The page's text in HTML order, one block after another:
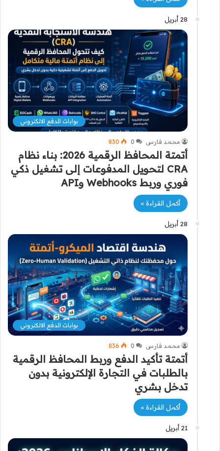
28 أبريل
بوابات الدفع الالكتروني
محمد فارس 0
830
أتمتة المحافظ الرقمية 2026: بناء نظام
CRA لتحويل المدفوعات إلى تشغيل ذكي
فوري وربط Webhooks وAPI
أكمل القراءة »
28 أبريل
بوابات الدفع الالكتروني
محمد فارس 0
836
أتمتة تأكيد الدفع وربط المحافظ الرقمية
بالطلبات في التجارة الإلكترونية بدون
تدخل بشري
أكمل القراءة »
21 أبريل